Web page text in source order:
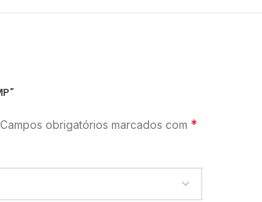
Campos obrigatórios marcados com *